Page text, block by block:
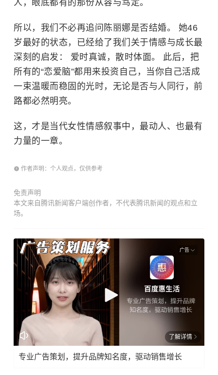
人，眼底都有的那份从容与笃定。
所以，我们不必再追问陈丽娜是否结婚。 她46
岁最好的状态，已经给了我们关于情感与成长最
深刻的启发：​ 爱时真诚，散时体面。 此后，把
所有的“恋爱脑”都用来投资自己，当你自己活成
一束温暖而稳固的光时，无论是否与人同行，前
路都必然明亮。
这，才是当代女性情感叙事中，最动人、也最有
力量的一章。
作者声明：个人观点，仅供参考
免责声明
本文来自腾讯新闻客户端创作者，不代表腾讯新闻的观点和立
场。
广告
了解详情
专业广告策划，提升品牌知名度，驱动销售增长